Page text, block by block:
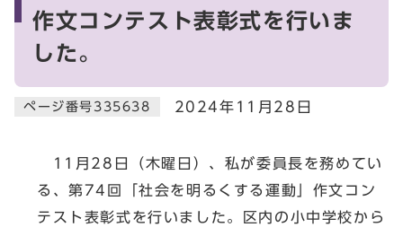
作文コンテスト表彰式を行いま
した。
ページ番号335638 2024年11月28日
11月28日（木曜日）、私が委員長を務めてい
る、第74回「社会を明るくする運動」作文コン
テスト表彰式を行いました。区内の小中学校から